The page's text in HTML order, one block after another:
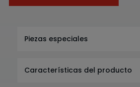
Piezas especiales
Características del producto